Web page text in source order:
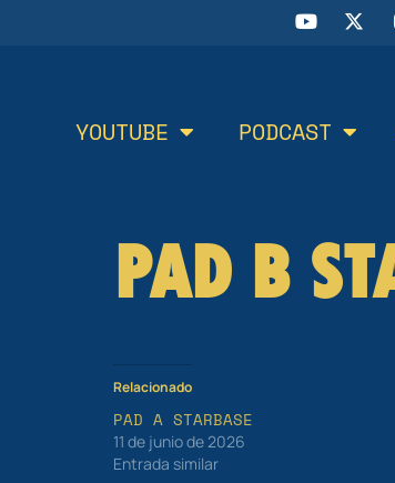
YOUTUBE PODCAST
PAD B
Relacionado
PAD A STARBASE
11 de junio de 2026
Entrada similar